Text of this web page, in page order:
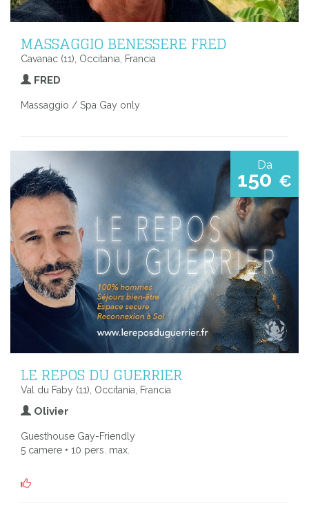
MASSAGGIO BENESSERE FRED
Cavanac (11), Occitania, Francia
FRED
Massaggio / Spa Gay only
Da
150 €
LE REPOS DU GUERRIER
Val du Faby (11), Occitania, Francia
Olivier
Guesthouse Gay-Friendly
5 camere • 10 pers. max.